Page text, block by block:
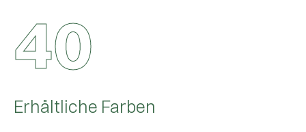
40
Erhältliche Farben